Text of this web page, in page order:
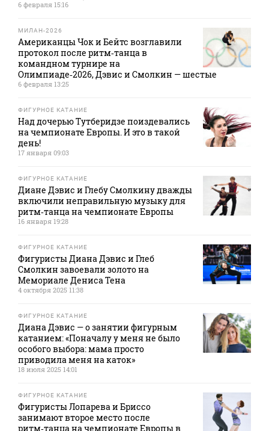
6 февраля 15:16
МИЛАН-2026
Американцы Чок и Бейтс возглавили
протокол после ритм‑танца в
командном турнире на
Олимпиаде‑2026, Дэвис и Смолкин — шестые
6 февраля 13:25
ФИГУРНОЕ КАТАНИЕ
Над дочерью Тутберидзе поиздевались
на чемпионате Европы. И это в такой
день!
17 января 09:03
ФИГУРНОЕ КАТАНИЕ
Диане Дэвис и Глебу Смолкину дважды
включили неправильную музыку для
ритм‑танца на чемпионате Европы
16 января 19:28
ФИГУРНОЕ КАТАНИЕ
Фигуристы Диана Дэвис и Глеб
Смолкин завоевали золото на
Мемориале Дениса Тена
4 октября 2025 11:38
ФИГУРНОЕ КАТАНИЕ
Диана Дэвис — о занятии фигурным
катанием: «Поначалу у меня не было
особого выбора: мама просто
приводила меня на каток»
18 июля 2025 14:01
ФИГУРНОЕ КАТАНИЕ
Фигуристы Лопарева и Бриссо
занимают второе место после
ритм‑танца на чемпионате Европы в